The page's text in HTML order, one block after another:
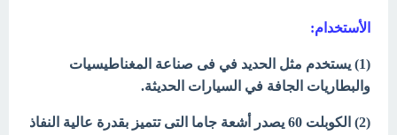
الأستخدام:
(1) يستخدم مثل الحديد في فى صناعة
المغناطيسيات
والبطاريات الجافة في السيارات الحديثة.
(2) الكوبلت 60 يصدر أشعة جاما التى تتميز بقدرة عالية النفاذ